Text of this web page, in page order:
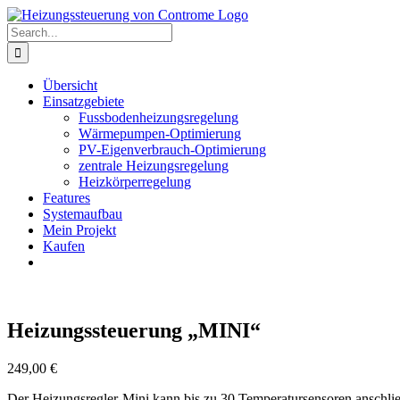
Skip
to
content
Search
for:
Übersicht
Einsatzgebiete
Fussbodenheizungsregelung
Wärmepumpen-Optimierung
PV-Eigenverbrauch-Optimierung
zentrale Heizungsregelung
Heizkörperregelung
Features
Systemaufbau
Mein Projekt
Kaufen
Heizungssteuerung „MINI“
249,00 €